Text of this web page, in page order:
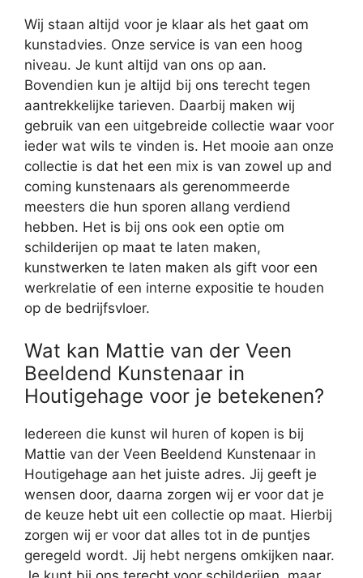
Wij staan altijd voor je klaar als het gaat om
kunstadvies. Onze service is van een hoog
niveau. Je kunt altijd van ons op aan.
Bovendien kun je altijd bij ons terecht tegen
aantrekkelijke tarieven. Daarbij maken wij
gebruik van een uitgebreide collectie waar voor
ieder wat wils te vinden is. Het mooie aan onze
collectie is dat het een mix is van zowel up and
coming kunstenaars als gerenommeerde
meesters die hun sporen allang verdiend
hebben. Het is bij ons ook een optie om
schilderijen op maat te laten maken,
kunstwerken te laten maken als gift voor een
werkrelatie of een interne expositie te houden
op de bedrijfsvloer.
Wat kan Mattie van der Veen
Beeldend Kunstenaar in
Houtigehage voor je betekenen?
Iedereen die kunst wil huren of kopen is bij
Mattie van der Veen Beeldend Kunstenaar in
Houtigehage aan het juiste adres. Jij geeft je
wensen door, daarna zorgen wij er voor dat je
de keuze hebt uit een collectie op maat. Hierbij
zorgen wij er voor dat alles tot in de puntjes
geregeld wordt. Jij hebt nergens omkijken naar.